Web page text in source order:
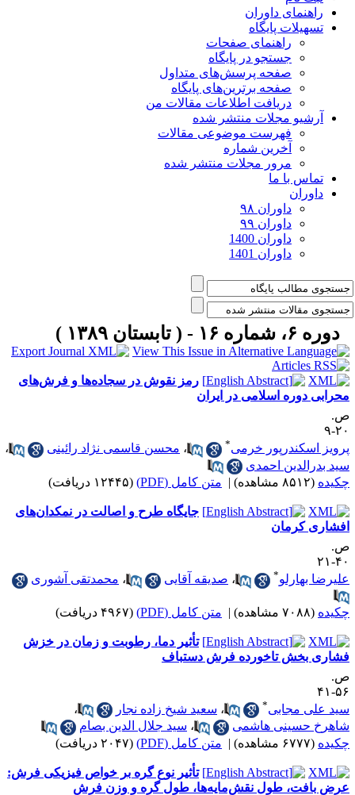
راهنمای داوران
تسهیلات پایگاه
راهنمای صفحات
جستجو در پایگاه
صفحه پرسش‌های متداول
صفحه برترین‌های پایگاه
دریافت اطلاعات مقالات من
آرشیو مجلات منتشر شده
فهرست موضوعی مقالات
آخرین شماره
مرور مجلات منتشر شده
تماس با ما
داوران
داوران ۹۸
داوران ۹۹
داوران 1400
داوران 1401
دوره ۶، شماره ۱۶ - ( تابستان ۱۳۸۹ )
رمز نقوش در سجاده‌‌ها و فرش‌های
دوره اسلامی در ایران
۹
اسکندرپور خرمی
،محسن قاسمی نژاد رائینی
،
بدرالدین احمدی
(۸۵۱۲ مشاهده) | متن کامل (PDF) (۱۲۴۴۵ دریافت)
جایگاه طرح و اصالت در نمکدان‌های
کرمان
۲۱
بهارلو * ،صدیقه آقایی ،محمدتقی آشوری
(۷۰۸۸ مشاهده) | متن کامل (PDF) (۴۹۶۷ دریافت)
تأثیر دما، رطوبت و زمان در خزش
بخش تاخورده فرش دستباف
۴۱
علی مجابی
،سعید شیخ زاده نجار
،
حسینی هاشمی
،سید جلال الدین بصام
(۶۷۷۷ مشاهده) | متن کامل (PDF) (۲۰۴۷ دریافت)
تأثیر نوع گره بر خواص فیزیکی فرش:
بافت، طول نقش‌مایه‌ها، طول گره و وزن فرش